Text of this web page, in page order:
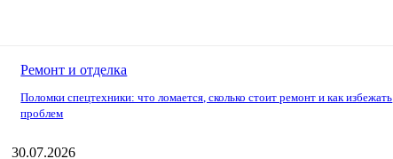
Ремонт и отделка
Поломки спецтехники: что ломается, сколько стоит ремонт и как избежать
проблем
30.07.2026